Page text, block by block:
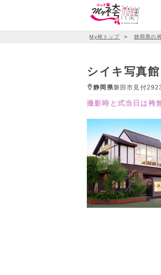
My袴トップ ＞ 静岡県の
シイキ写真
静岡県磐田市見付
撮影時と式当日は袴